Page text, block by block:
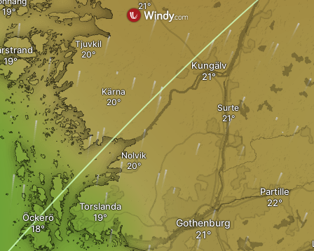
Nolvik
Kärna
Torslanda
Öckerö
Surte
Partille
Kungälv
Gothenburg
Tjuvkil